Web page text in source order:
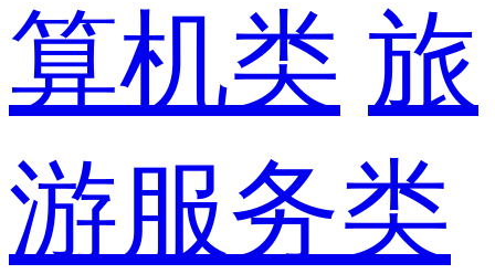
算机类 旅
游服务类